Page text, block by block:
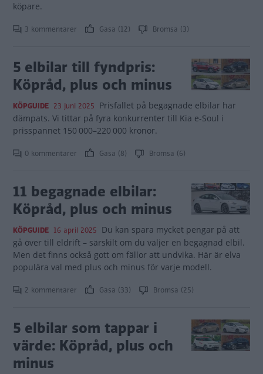
köpare.
3 kommentarer Gasa (12) Bromsa (3)
5 elbilar till fyndpris:
Köpråd, plus och minus
KÖPGUIDE 23 juni 2025 Prisfallet på begagnade elbilar har
dämpats. Vi tittar på fyra konkurrenter till Kia e-Soul i
prisspannet 150 000–220 000 kronor.
0 kommentarer Gasa (8) Bromsa (6)
11 begagnade elbilar:
Köpråd, plus och minus
KÖPGUIDE 16 april 2025 Du kan spara mycket pengar på att
gå över till eldrift – särskilt om du väljer en begagnad elbil.
Men det finns också gott om fällor att undvika. Här är elva
populära val med plus och minus för varje modell.
2 kommentarer Gasa (33) Bromsa (25)
5 elbilar som tappar i
värde: Köpråd, plus och
minus